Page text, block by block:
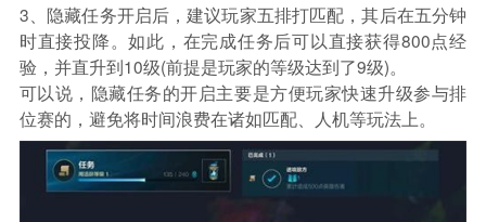
3、隐藏任务开启后，建议玩家五排打匹配，其后在五分钟
时直接投降。如此，在完成任务后可以直接获得800点经
验，并直升到10级(前提是玩家的等级达到了9级)。
可以说，隐藏任务的开启主要是方便玩家快速升级参与排
位赛的，避免将时间浪费在诸如匹配、人机等玩法上。